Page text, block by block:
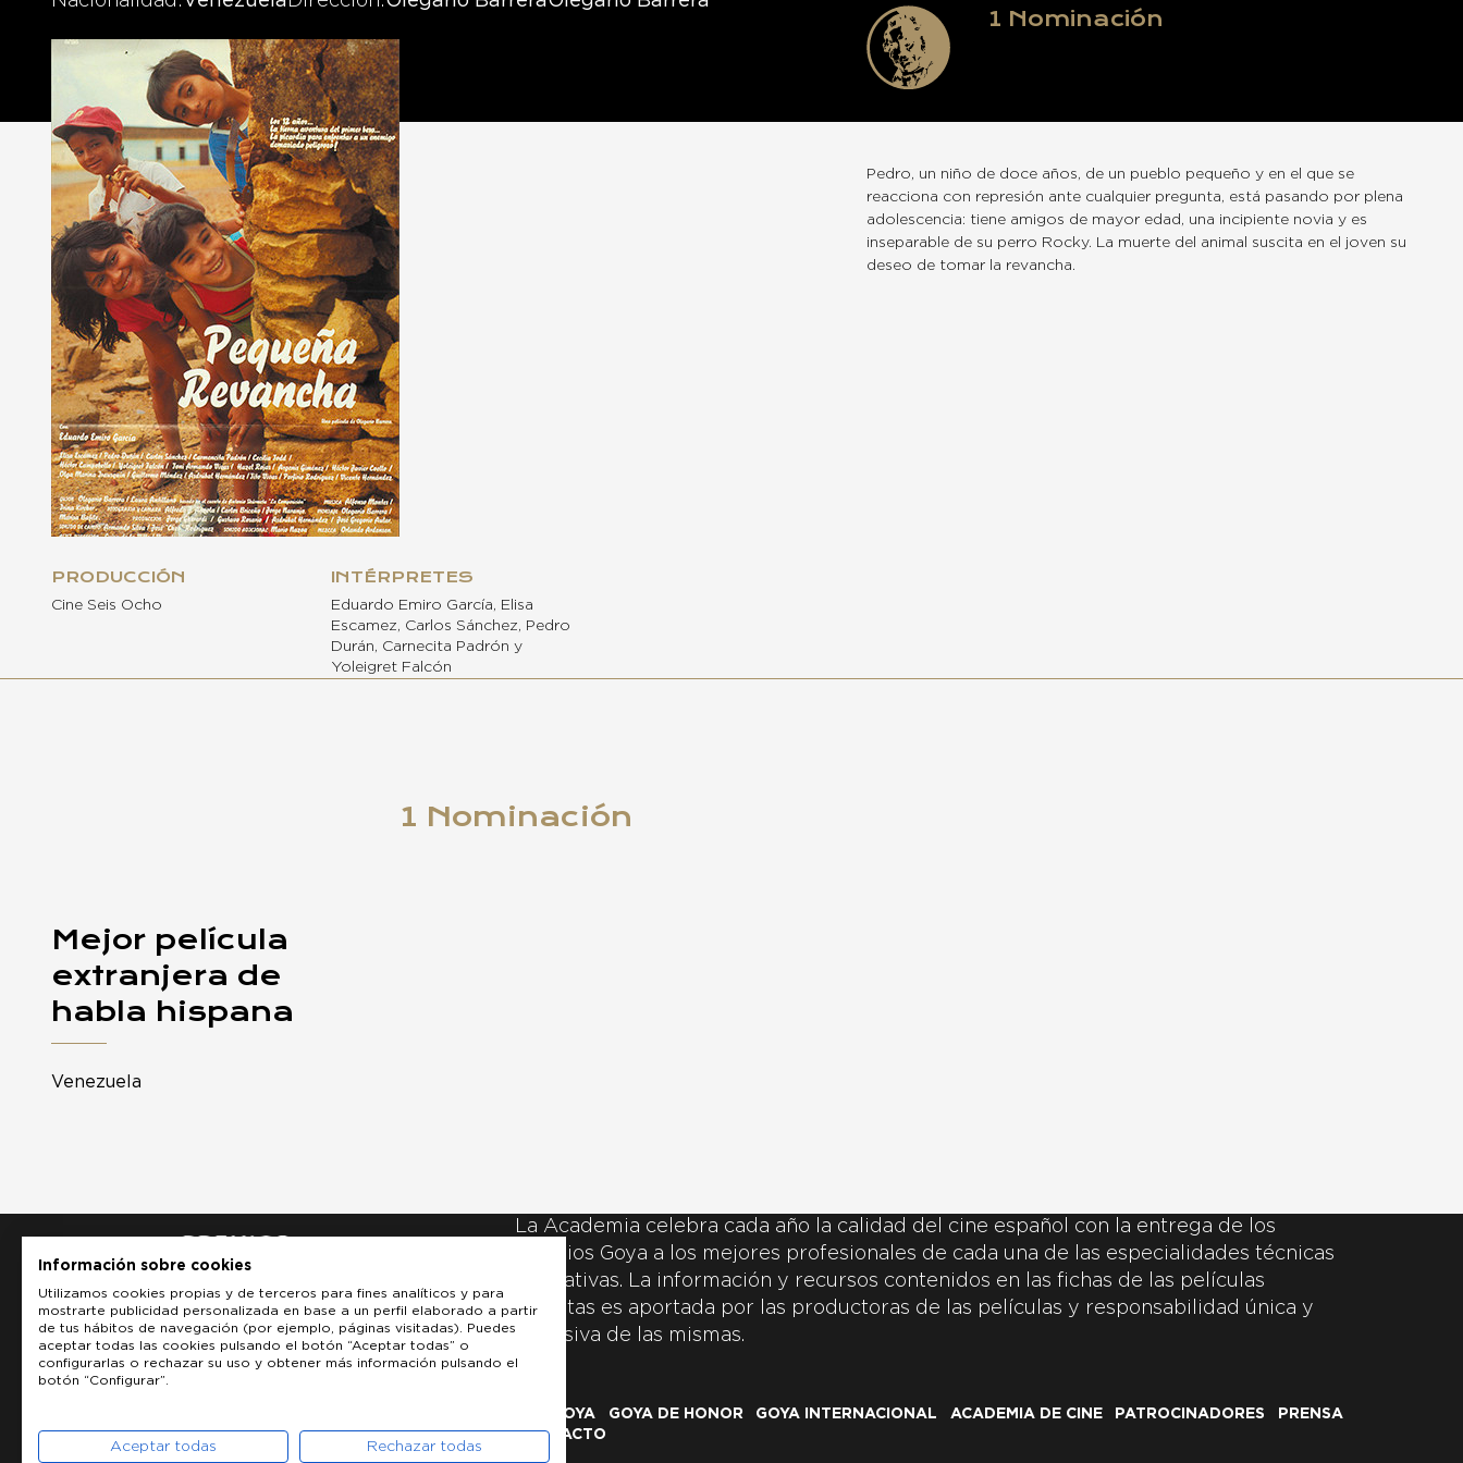
1 Nominación
Pedro, un niño de doce años, de un pueblo pequeño y en el que se
reacciona con represión ante cualquier pregunta, está pasando por plena
adolescencia: tiene amigos de mayor edad, una incipiente novia y es
inseparable de su perro Rocky. La muerte del animal suscita en el joven su
deseo de tomar la revancha.
PRODUCCIÓN
Cine Seis Ocho
INTÉRPRETES
Eduardo Emiro García, Elisa
Escamez, Carlos Sánchez, Pedro
Durán, Carnecita Padrón y
Yoleigret Falcón
1 Nominación
Mejor película
extranjera de
habla hispana
Venezuela
La Academia celebra cada año la calidad del cine español con la entrega de los
Premios Goya a los mejores profesionales de cada una de las especialidades técnicas
y creativas. La información y recursos contenidos en las fichas de las películas
inscritas es aportada por las productoras de las películas y responsabilidad única y
exclusiva de las mismas.
LOS GOYA GOYA DE HONOR GOYA INTERNACIONAL ACADEMIA DE CINE PATROCINADORES
PRENSA
CONTACTO
Información sobre cookies
Utilizamos cookies propias y de terceros para fines analíticos y para
mostrarte publicidad personalizada en base a un perfil elaborado a partir
de tus hábitos de navegación (por ejemplo, páginas visitadas). Puedes
aceptar todas las cookies pulsando el botón “Aceptar todas” o
configurarlas o rechazar su uso y obtener más información pulsando el
botón “Configurar”.
Aceptar todas Rechazar todas